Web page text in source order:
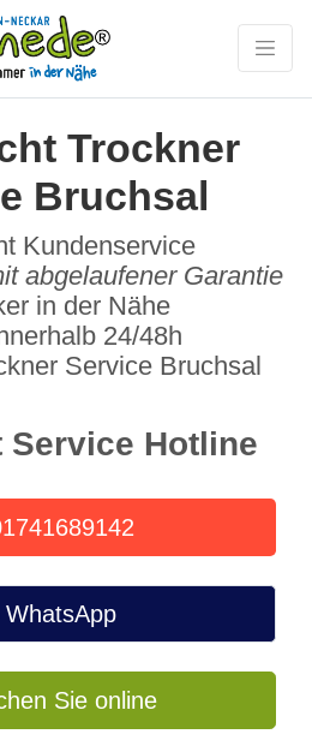
Trockner
Bruchsal
Kundenservice
abgelaufener Garantie
in der Nähe
24/48h
Service Bruchsal
Service Hotline
WhatsApp
Sie online